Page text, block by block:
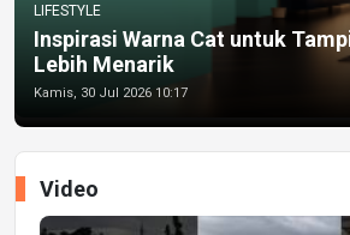
LIFESTYLE
Inspirasi Warna Cat untuk
Lebih Menarik
Kamis, 30 Jul 2026 10:17
Video